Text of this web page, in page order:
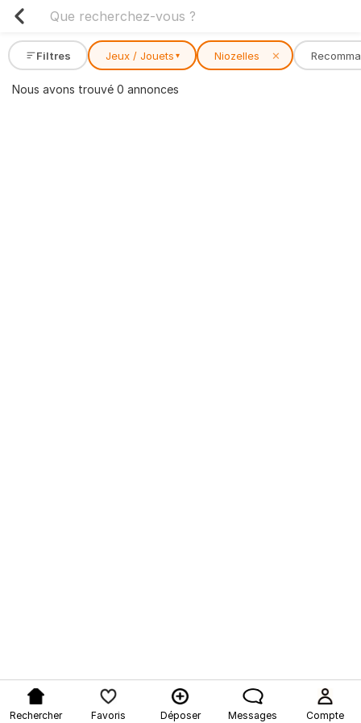
Filtres Jeux / Jouets ▾ Niozelles ✕
Nous avons trouvé 0 annonces
Rechercher Favoris Déposer Messages Compte